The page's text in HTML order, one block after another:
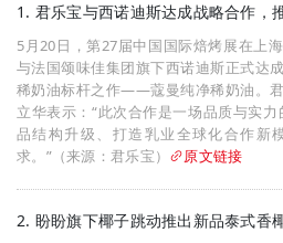
1. 君乐宝与西诺迪斯达成战略合作，
5月20日，第27届中国国际焙烤展在上
与法国颂味佳集团旗下西诺迪斯正式达
稀奶油标杆之作——蔻曼纯净稀奶油。
立华表示：“此次合作是一场品质与实力
品结构升级、打造乳业全球化合作新
求。”（来源：君乐宝）
原文链接
2. 盼盼旗下椰子跳动推出新品泰式香